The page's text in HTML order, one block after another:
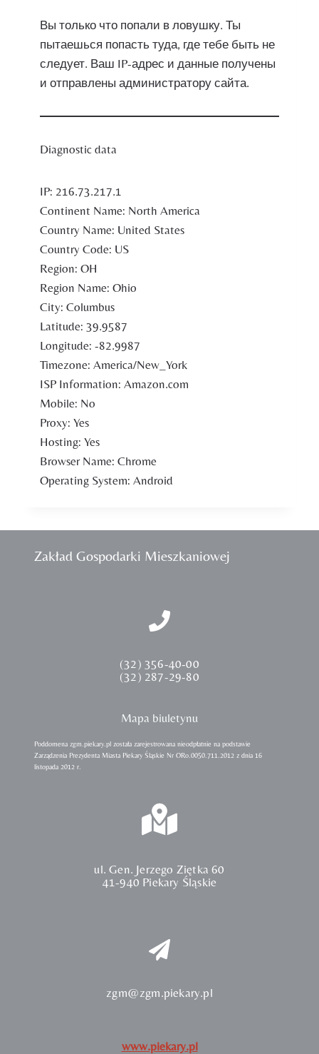
Вы только что попали в ловушку. Ты
пытаешься попасть туда, где тебе быть не
следует. Ваш IP-адрес и данные получены
и отправлены администратору сайта.
Diagnostic data
IP: 216.73.217.1
Continent Name: North America
Country Name: United States
Country Code: US
Region: OH
Region Name: Ohio
City: Columbus
Latitude: 39.9587
Longitude: -82.9987
Timezone: America/New_York
ISP Information: Amazon.com
Mobile: No
Proxy: Yes
Hosting: Yes
Browser Name: Chrome
Operating System: Android
Zakład Gospodarki Mieszkaniowej
(32) 356-40-00
(32) 287-29-80
Mapa biuletynu
Poddomena zgm.piekary.pl została zarejestrowana nieodpłatnie na podstawie
Zarządzenia Prezydenta Miasta Piekary Śląskie Nr ORo.0050.711.2012 z dnia 16
listopada 2012 r.
ul. Gen. Jerzego Ziętka 60
41-940 Piekary Śląskie
zgm@zgm.piekary.pl
www.piekary.pl